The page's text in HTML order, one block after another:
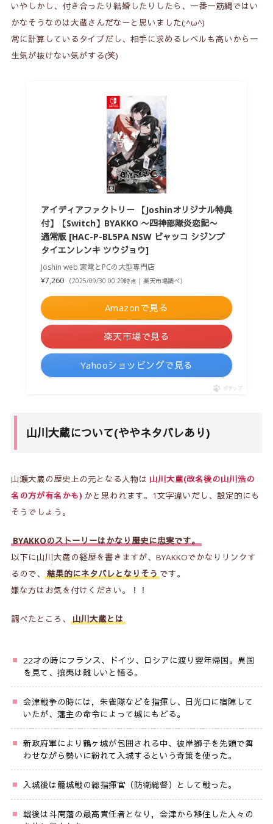
いやしかし、付き合ったり結婚したりしたら、一番一筋縄ではい
かなそうなのは大蔵さんだなーと思いました(;^ω^)
常に計算しているタイプだし、相手に求めるレベルも高いから一
生気が抜けない気がする(笑)
アイディアファクトリー 【Joshinオリジナル特典
付】【Switch】BYAKKO 〜四神部隊炎恋記〜
通常版 [HAC-P-BL5PA NSW ビャッコ シジンブ
タイエンレンキ ツウジョウ]
Joshin web 家電とPCの大型専門店
¥7,260
（2025/09/30 00:29時点 | 楽天市場調べ）
Amazonで見る
楽天市場で見る
Yahooショッピングで見る
ポチップ
山川大蔵について(ややネタバレあり)
山瀬大蔵の歴史上の元となる人物は 山川大蔵(改名後の山川浩の
名の方が有名かも) かと思われます。1文字違いだし、設定的にも
そうでしょう。
BYAKKOのストーリーはかなり歴史に忠実です。
以下に山川大蔵の経歴を書きますが、BYAKKOでかなりリンクす
るので、
結果的にネタバレとなりそうです。
嫌な方はお気を付けください。！！
調べたところ、 山川大蔵とは
22才の時にフランス、ドイツ、ロシアに渡り翌年帰国。異国
を見て、攘夷は難しいと悟る。
会津戦争の時には，朱雀隊などを指揮し、日光口に宿陣して
いたが、藩主の命令によって城にもどる。
新政府軍により鶴ヶ城が包囲される中、彼岸獅子を先頭で舞
わせながら勢いに紛れて入城するという奇策を使った。
入城後は籠城戦の総指揮官（防衛総督）として戦った。
戦後は斗南藩の最高責任者となり，会津から移住した人々の